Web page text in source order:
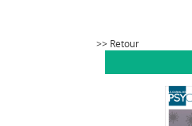
>> Retour